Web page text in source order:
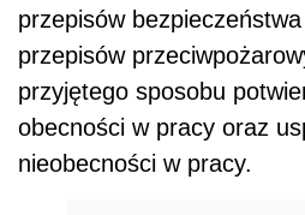
przepisów
przepisów
przyjętego sposobu
obecności w pracy oraz
nieobecności w pracy.